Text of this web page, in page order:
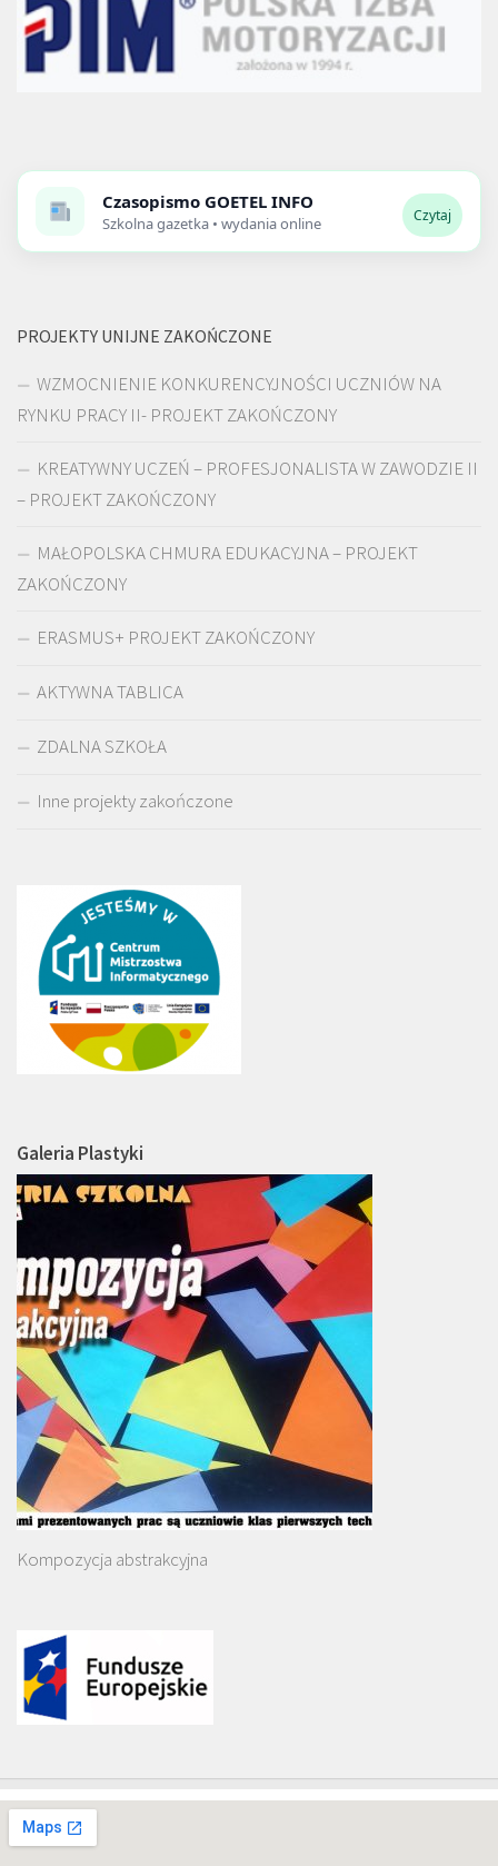
Czasopismo GOETEL INFO
Szkolna gazetka • wydania online Czytaj
PROJEKTY UNIJNE ZAKOŃCZONE
WZMOCNIENIE KONKURENCYJNOŚCI UCZNIÓW NA
RYNKU PRACY II- PROJEKT ZAKOŃCZONY
KREATYWNY UCZEŃ – PROFESJONALISTA W ZAWODZIE II
– PROJEKT ZAKOŃCZONY
MAŁOPOLSKA CHMURA EDUKACYJNA – PROJEKT
ZAKOŃCZONY
ERASMUS+ PROJEKT ZAKOŃCZONY
AKTYWNA TABLICA
ZDALNA SZKOŁA
Inne projekty zakończone
Galeria Plastyki
Kompozycja abstrakcyjna